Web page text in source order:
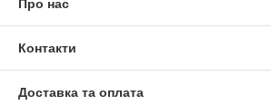
Про нас
Контакти
Доставка та оплата